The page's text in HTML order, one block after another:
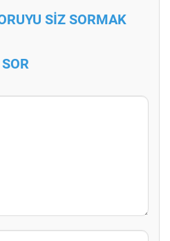
SİZ SORMAK